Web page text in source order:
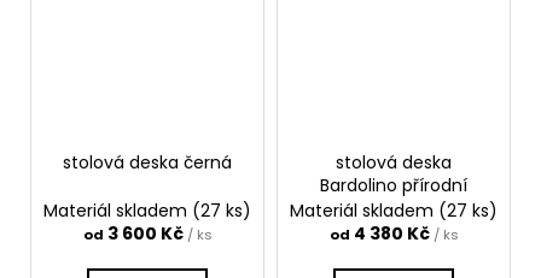
stolová deska černá
Materiál skladem (27 ks)
od 3 600 Kč / ks
stolová deska
Bardolino přírodní
Materiál skladem (27 ks)
od 4 380 Kč / ks